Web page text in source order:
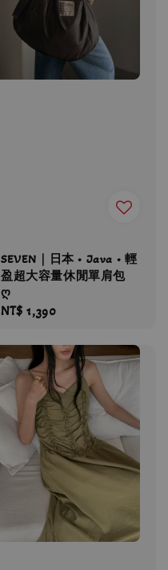
SEVEN｜日本 • Java • 輕
盈超大容量休閒單肩包
ღ
Regular
NT$ 1,390